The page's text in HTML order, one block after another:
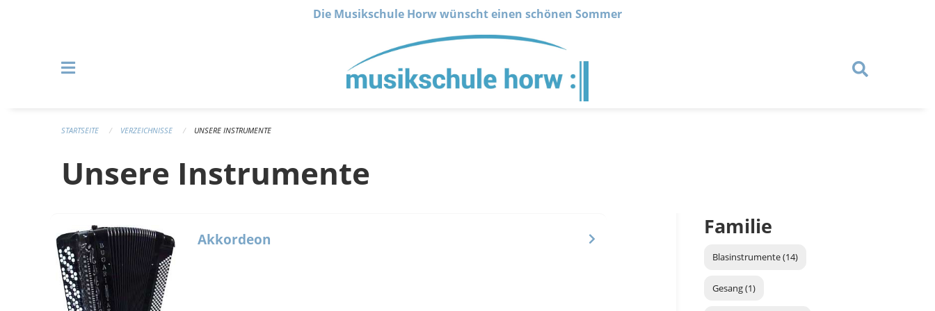
Die Musikschule Horw wünscht einen schönen Sommer
STARTSEITE VERZEICHNISSE UNSERE INSTRUMENTE
Unsere Instrumente
Akkordeon
Familie
Blasinstrumente (14)
Gesang (1)